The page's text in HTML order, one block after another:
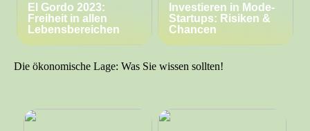
El Gordo 2023:
Freiheit in allen
Lebensbereichen
Investieren in Mode-
Startups: Risiken &
Chancen
Die ökonomische Lage: Was Sie wissen sollten!